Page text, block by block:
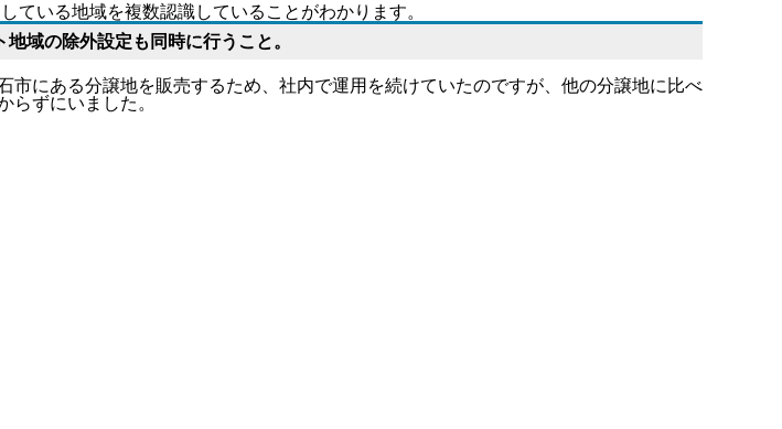
ている地域を複数認識していることがわかります。
域の除外設定も同時に行うこと。
市にある分譲地を販売するため、社内で運用を続けていたのですが、他の分譲地に比べ
らずにいました。